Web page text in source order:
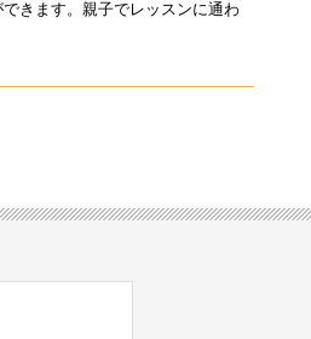
きます。親子でレッスンに通わ